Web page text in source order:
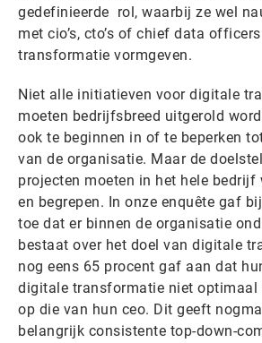
gedefinieerde rol, waarbij ze wel
met cio’s, cto’s of chief data
transformatie vormgeven.
Niet alle initiatieven voor digitale
moeten bedrijfsbreed uitgerold
ook te beginnen in of te beperken
van de organisatie. Maar de
projecten moeten in het hele bedrijf
en begrepen. In onze enquête gaf
toe dat er binnen de organisatie
bestaat over het doel van digitale
nog eens 65 procent gaf aan dat
digitale transformatie niet optimaal
op die van hun ceo. Dit geeft
belangrijk consistente top-down-